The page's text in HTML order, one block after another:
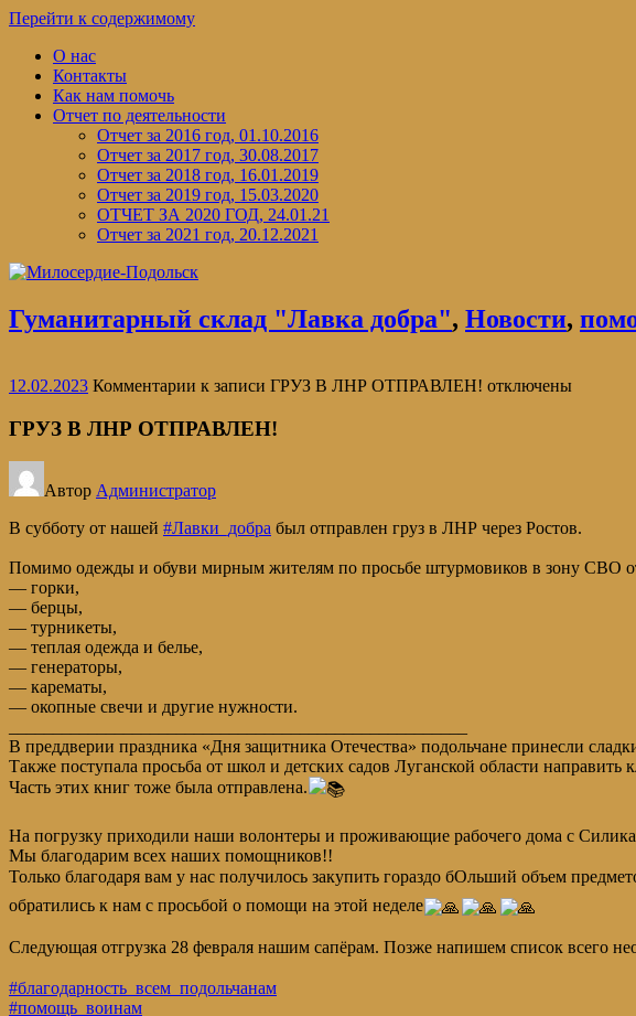
Перейти к содержимому
О нас
Контакты
Как нам помочь
Отчет по деятельности
Отчет за 2016 год, 01.10.2016
Отчет за 2017 год, 30.08.2017
Отчет за 2018 год, 16.01.2019
Отчет за 2019 год, 15.03.2020
ОТЧЕТ ЗА 2020 ГОД, 24.01.21
Отчет за 2021 год, 20.12.2021
Гуманитарный склад "Лавка добра", Новости,
12.02.2023 Комментарии к записи ГРУЗ В ЛНР ОТПРАВЛЕН! отключены
ГРУЗ В ЛНР ОТПРАВЛЕН!
Автор Администратор
В субботу от нашей #Лавки_добра был отправлен груз в ЛНР через Ростов.
Помимо одежды и обуви мирным жителям по просьбе штурмовиков в зону СВО
— горки,
— берцы,
— турникеты,
— теплая одежда и белье,
— генераторы,
— карематы,
— окопные свечи и другие нужности.
В преддверии праздника «Дня защитника Отечества» подольчане принесли
Также поступала просьба от школ и детских садов Луганской области
Часть этих книг тоже была отправлена.
На погрузку приходили наши волонтеры и проживающие рабочего дома с
Мы благодарим всех наших помощников!!
Только благодаря вам у нас получилось закупить гораздо бОльший объем
обратились к нам с просьбой о помощи на этой неделе
Следующая отгрузка 28 февраля нашим сапёрам. Позже напишем список всего
#благодарность_всем_подольчанам
#помощь_воинам